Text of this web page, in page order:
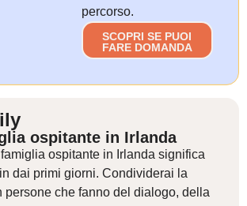
percorso.
SCOPRI SE PUOI
FARE DOMANDA
ospitante in Irlanda
ospitante in Irlanda significa
dai primi giorni. Condividerai la
persone che fanno del dialogo, della